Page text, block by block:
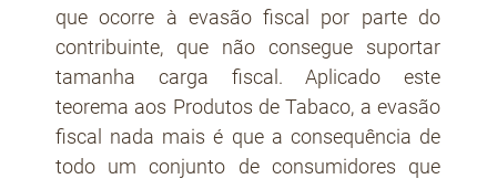
que ocorre à evasão fiscal por parte do
contribuinte, que não consegue suportar
tamanha carga fiscal. Aplicado este
teorema aos Produtos de Tabaco, a evasão
fiscal nada mais é que a consequência de
todo um conjunto de consumidores que